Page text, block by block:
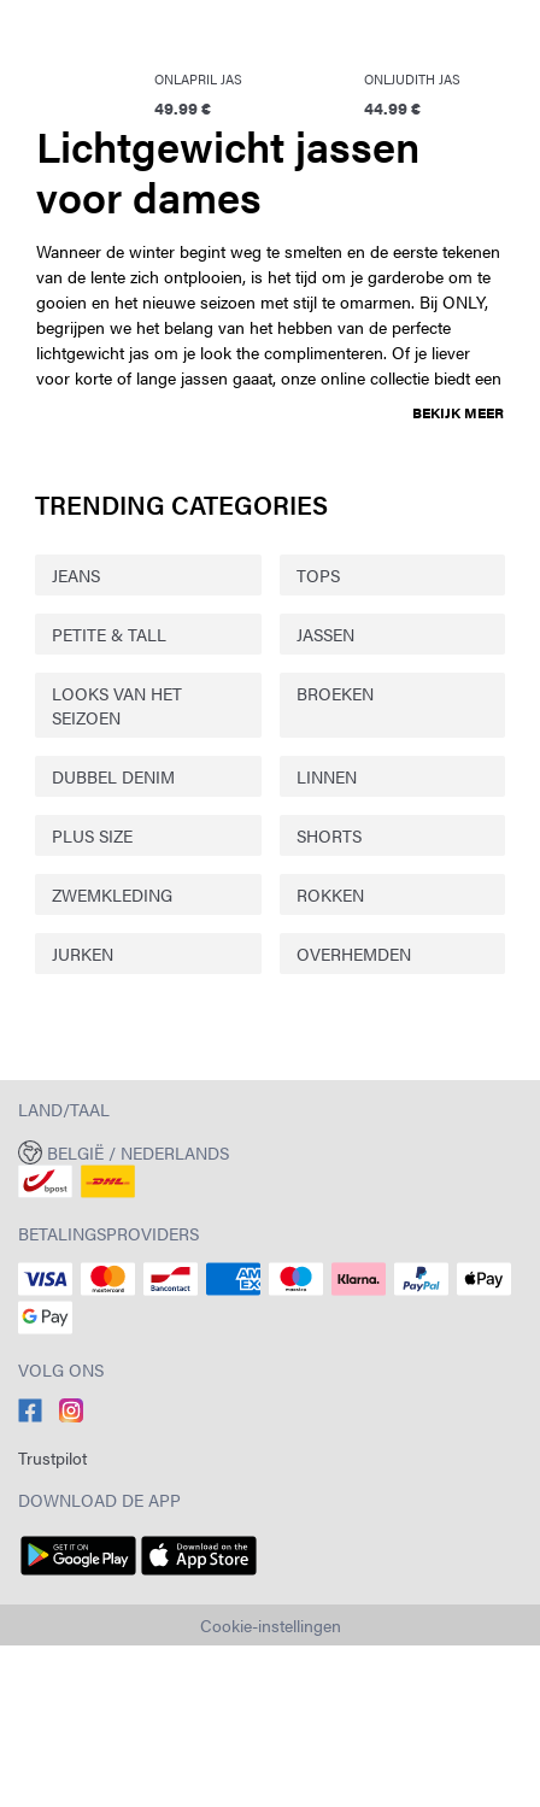
ONLAPRIL JAS
49.99 €
ONLJUDITH JAS
44.99 €
Lichtgewicht jassen
voor dames
Wanneer de winter begint weg te smelten en de eerste tekenen
van de lente zich ontplooien, is het tijd om je garderobe om te
gooien en het nieuwe seizoen met stijl te omarmen. Bij ONLY,
begrijpen we het belang van het hebben van de perfecte
lichtgewicht jas om je look the complimenteren. Of je liever
voor korte of lange jassen gaaat, onze online collectie biedt een
BEKIJK MEER
TRENDING CATEGORIES
JEANS TOPS
PETITE & TALL JASSEN
LOOKS VAN HET
SEIZOEN
BROEKEN
DUBBEL DENIM LINNEN
PLUS SIZE SHORTS
ZWEMKLEDING ROKKEN
JURKEN OVERHEMDEN
LAND/TAAL
BELGIË / NEDERLANDS
BETALINGSPROVIDERS
VOLG ONS
Trustpilot
DOWNLOAD DE APP
Cookie-instellingen